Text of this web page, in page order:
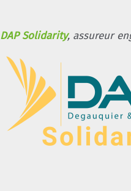
DAP Solidarity, assureur